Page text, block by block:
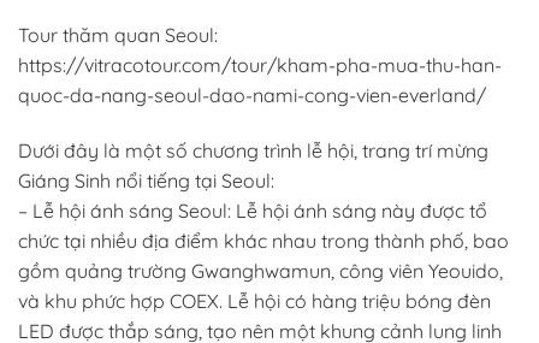
Tour thăm quan Seoul:
https://vitracotour.com/tour/kham-pha-mua-thu-han-
quoc-da-nang-seoul-dao-nami-cong-vien-everland/
Dưới đây là một số chương trình lễ hội, trang trí mừng
Giáng Sinh nổi tiếng tại Seoul:
– Lễ hội ánh sáng Seoul: Lễ hội ánh sáng này được tổ
chức tại nhiều địa điểm khác nhau trong thành phố, bao
gồm quảng trường Gwanghwamun, công viên Yeouido,
và khu phức hợp COEX. Lễ hội có hàng triệu bóng đèn
LED được thắp sáng, tạo nên một khung cảnh lung linh